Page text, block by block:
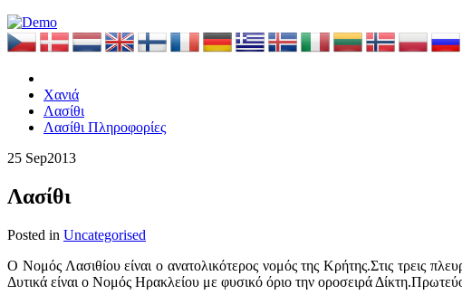
Χανιά
Λασίθι
Λασίθι Πληροφορίες
25 Sep2013
Λασίθι
Posted in Uncategorised
Ο Νομός Λασιθίου είναι ο ανατολικότερος νομός της Κρήτης.Στις τρεις
Δυτικά είναι ο Νομός Ηρακλείου με φυσικό όριο την οροσειρά